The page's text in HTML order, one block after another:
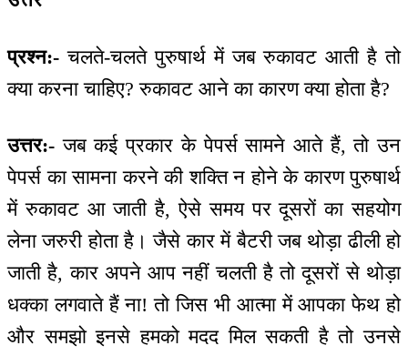
प्रश्न:- चलते-चलते पुरुषार्थ में जब रुकावट आती है तो
क्या करना चाहिए? रुकावट आने का कारण क्या होता है?
उत्तर:- जब कई प्रकार के पेपर्स सामने आते हैं, तो उन
पेपर्स का सामना करने की शक्ति न होने के कारण पुरुषार्थ
में रुकावट आ जाती है, ऐसे समय पर दूसरों का सहयोग
लेना जरुरी होता है। जैसे कार में बैटरी जब थोड़ा ढीली हो
जाती है, कार अपने आप नहीं चलती है तो दूसरों से थोड़ा
धक्का लगवाते हैं ना! तो जिस भी आत्मा में आपका फेथ हो
और समझो इनसे हमको मदद मिल सकती है तो उनसे